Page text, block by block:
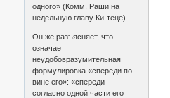
одного» (Комм. Раши на
недельную главу Ки-теце).
Он же разъясняет, что
означает
неудобовразумительная
формулировка «спереди по
вине его»: «спереди —
согласно одной части его